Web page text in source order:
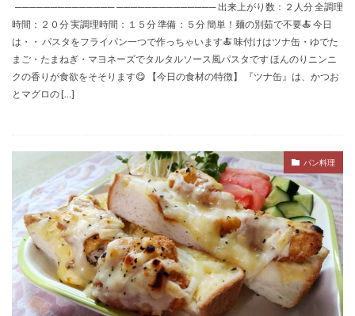
────────────── ────────────── 出来上がり数：２人分 全調理
時間：２０分 実調理時間：１５分 準備：５分 簡単！麺の別茹で不要🍝 今日
は・・ パスタをフライパン一つで作っちゃいます🍝 味付けはツナ缶・ゆでた
まご・たまねぎ・マヨネーズでタルタルソース風パスタです ほんのりニンニ
クの香りが食欲をそそります😋 【今日の食材の特徴】 『ツナ缶』は、かつお
とマグロの […]
パン料理